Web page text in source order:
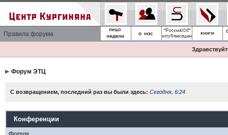
Правила форума
Форум ЭТЦ
С возвращением, последний раз вы были здесь: Сегодня, 6:24
Конференции